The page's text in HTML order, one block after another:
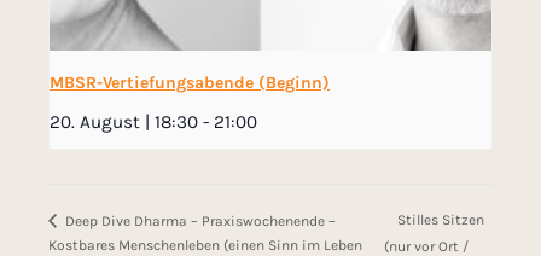
MBSR-Vertiefungsabende (Beginn)
20. August | 18:30 - 21:00
Deep Dive Dharma – Praxiswochenende –
Kostbares Menschenleben (einen Sinn im Leben
Stilles Sitzen
(nur vor Ort /